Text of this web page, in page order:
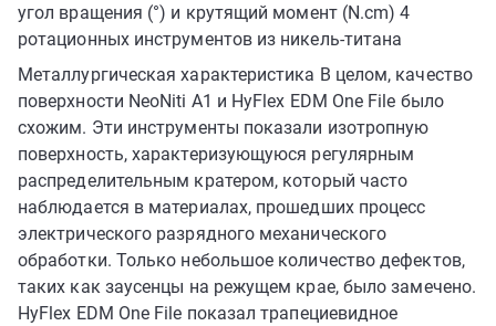
угол вращения (°) и крутящий момент (N.cm) 4
ротационных инструментов из никель-титана
Металлургическая характеристика В целом, качество
поверхности NeoNiti A1 и HyFlex EDM One File было
схожим. Эти инструменты показали изотропную
поверхность, характеризующуюся регулярным
распределительным кратером, который часто
наблюдается в материалах, прошедших процесс
электрического разрядного механического
обработки. Только небольшое количество дефектов,
таких как заусенцы на режущем крае, было замечено.
HyFlex EDM One File показал трапециевидное